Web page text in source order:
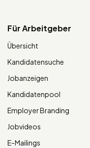
Für Arbeitgeber
Übersicht
Kandidatensuche
Jobanzeigen
Kandidatenpool
Employer Branding
Jobvideos
E-Mailings